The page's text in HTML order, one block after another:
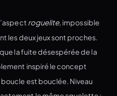
roguelite, impossible
les deux jeux sont proches.
la fuite désespérée de la
inspiré le concept
boucle est bouclée. Niveau